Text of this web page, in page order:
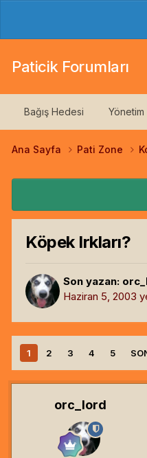
Paticik Forumları
Bağış Hedesi Yönetim
Ana Sayfa Pati Zone
Köpek Irkları?
Son yazan:
Haziran 5, 2003
1 2 3 4 5
orc_lord